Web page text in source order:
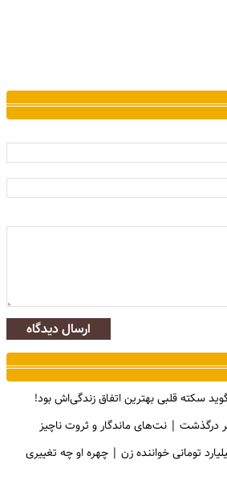
ارسال دیدگاه
سکته قلبی بهترین اتفاق زندگی‌اش بود!
درگذشت | نت‌های ماندگار و ثروت ناچیز
عمل جراحی ۴۰ میلیارد تومانی خواننده زن | چهره او چه تغییری